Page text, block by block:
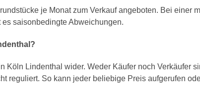
je Monat zum Verkauf angeboten. Bei einer
saisonbedingte Abweichungen.
Köln Lindenthal wider. Weder Käufer noch Verkäufer
reguliert. So kann jeder beliebige Preis aufgerufen